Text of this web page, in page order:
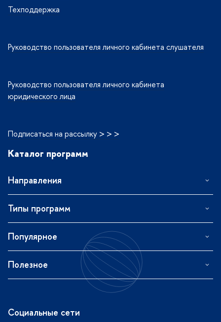
Техподдержка
Руководство пользователя личного кабинета слушателя
Руководство пользователя личного кабинета
юридического лица
Подписаться на рассылку > > >
Каталог программ
Направления
Типы программ
Популярное
Полезное
Социальные сети